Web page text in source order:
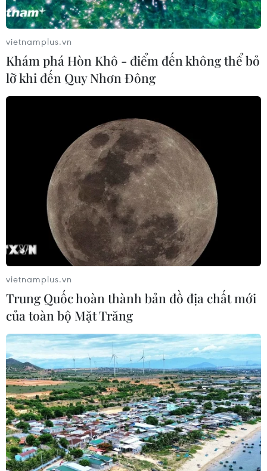
vietnamplus.vn
Khám phá Hòn Khô - điểm đến không thể bỏ
lỡ khi đến Quy Nhơn Đông
vietnamplus.vn
Trung Quốc hoàn thành bản đồ địa chất mới
của toàn bộ Mặt Trăng